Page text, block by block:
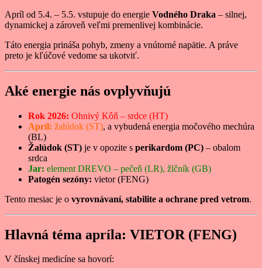
Apríl od 5.4. – 5.5. vstupuje do energie Vodného Draka – silnej,
dynamickej a zároveň veľmi premenlivej kombinácie.
Táto energia prináša pohyb, zmeny a vnútorné napätie. A práve
preto je kľúčové vedome sa ukotviť.
Aké energie nás ovplyvňujú
Rok 2026: Ohnivý Kôň – srdce (HT)
Apríl: žalúdok (ST), a vybudená energia močového mechúra
(BL)
Žalúdok (ST) je v opozite s perikardom (PC) – obalom
srdca
Jar: element DREVO – pečeň (LR), žlčník (GB)
Patogén sezóny: vietor (FENG)
Tento mesiac je o vyrovnávaní, stabilite a ochrane pred vetrom.
Hlavná téma apríla: VIETOR (FENG)
V čínskej medicíne sa hovorí: